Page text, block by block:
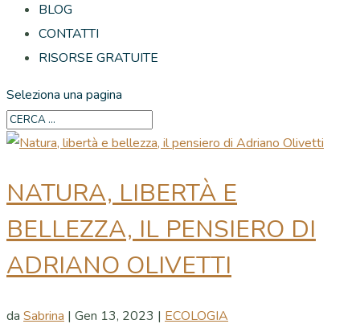
BLOG
CONTATTI
RISORSE GRATUITE
Seleziona una pagina
NATURA, LIBERTÀ E
BELLEZZA, IL PENSIERO DI
ADRIANO OLIVETTI
da Sabrina | Gen 13, 2023 | ECOLOGIA